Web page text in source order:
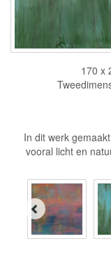
170 x
In dit werk
vooral licht en